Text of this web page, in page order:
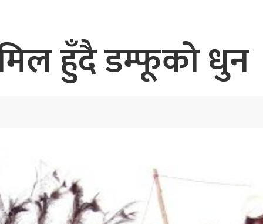
हुँदै डम्फूको धुन